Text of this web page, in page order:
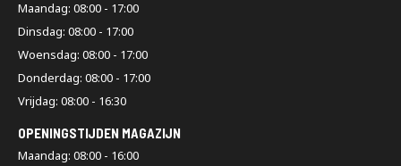
Maandag: 08:00 - 17:00
Dinsdag: 08:00 - 17:00
Woensdag: 08:00 - 17:00
Donderdag: 08:00 - 17:00
Vrijdag: 08:00 - 16:30
OPENINGSTIJDEN MAGAZIJN
Maandag: 08:00 - 16:00